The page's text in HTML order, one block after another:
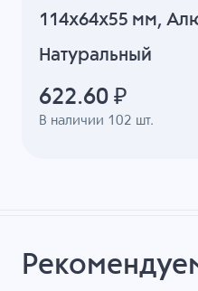
114x64x55 мм,
Натуральный
В наличии 102 шт.
622.60 ₽